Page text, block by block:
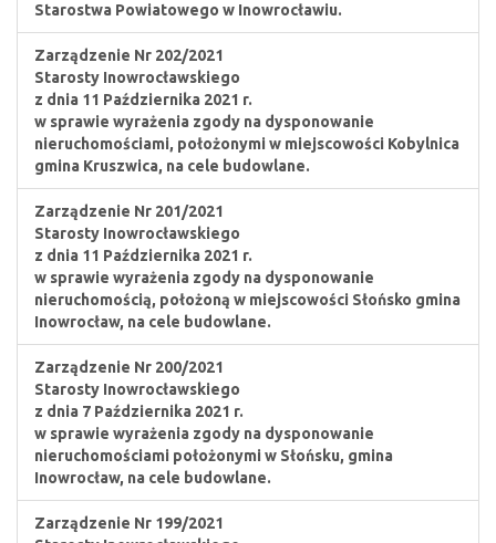
Starostwa Powiatowego w Inowrocławiu.
Zarządzenie Nr 202/2021
Starosty Inowrocławskiego
z dnia 11 Października 2021 r.
w sprawie wyrażenia zgody na dysponowanie
nieruchomościami, położonymi w miejscowości Kobylnica
gmina Kruszwica, na cele budowlane.
Zarządzenie Nr 201/2021
Starosty Inowrocławskiego
z dnia 11 Października 2021 r.
w sprawie wyrażenia zgody na dysponowanie
nieruchomością, położoną w miejscowości Słońsko gmina
Inowrocław, na cele budowlane.
Zarządzenie Nr 200/2021
Starosty Inowrocławskiego
z dnia 7 Października 2021 r.
w sprawie wyrażenia zgody na dysponowanie
nieruchomościami położonymi w Słońsku, gmina
Inowrocław, na cele budowlane.
Zarządzenie Nr 199/2021